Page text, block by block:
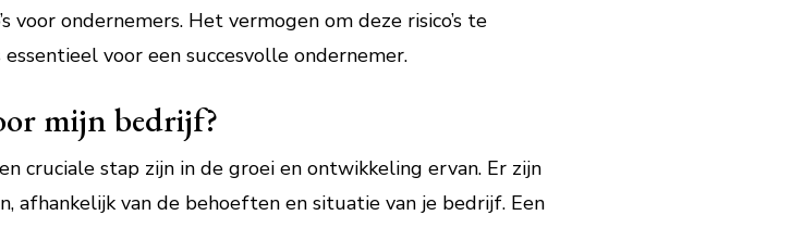
voor ondernemers. Het vermogen om deze risico’s te
voor een succesvolle ondernemer.
mijn bedrijf?
cruciale stap zijn in de groei en ontwikkeling ervan. Er zijn
afhankelijk van de behoeften en situatie van je bedrijf. Een